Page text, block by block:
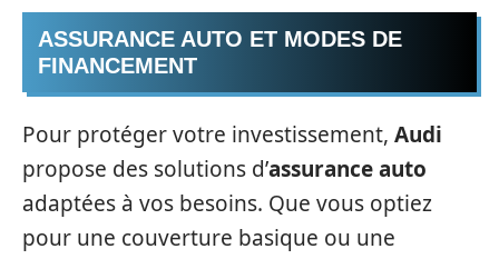
ASSURANCE AUTO ET MODES DE
FINANCEMENT
Pour protéger votre investissement, Audi
propose des solutions d’assurance auto
adaptées à vos besoins. Que vous optiez
pour une couverture basique ou une